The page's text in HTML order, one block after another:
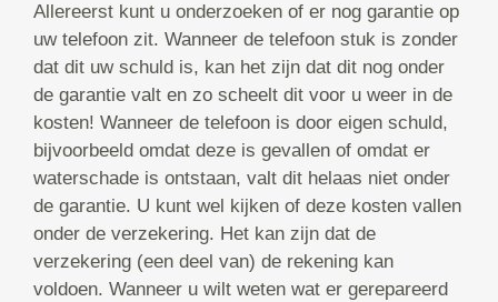
Allereerst kunt u onderzoeken of er nog garantie op
uw telefoon zit. Wanneer de telefoon stuk is zonder
dat dit uw schuld is, kan het zijn dat dit nog onder
de garantie valt en zo scheelt dit voor u weer in de
kosten! Wanneer de telefoon is door eigen schuld,
bijvoorbeeld omdat deze is gevallen of omdat er
waterschade is ontstaan, valt dit helaas niet onder
de garantie. U kunt wel kijken of deze kosten vallen
onder de verzekering. Het kan zijn dat de
verzekering (een deel van) de rekening kan
voldoen. Wanneer u wilt weten wat er gerepareerd